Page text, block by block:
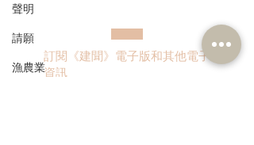
聲明
請願
漁農業
訂閱《建聞》電子版和其他電子
資訊